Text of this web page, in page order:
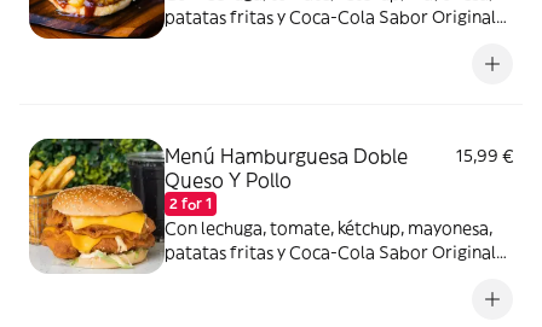
patatas fritas y Coca-Cola Sabor Original
Menú Hamburguesa Doble
Queso Y Pollo
2 for 1
15,99 €
Con lechuga, tomate, kétchup, mayonesa,
patatas fritas y Coca-Cola Sabor Original